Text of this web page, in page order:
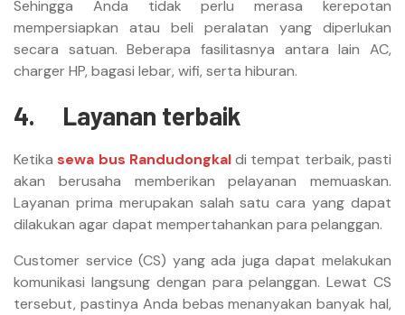
Sehingga Anda tidak perlu merasa kerepotan
mempersiapkan atau beli peralatan yang diperlukan
secara satuan. Beberapa fasilitasnya antara lain AC,
charger HP, bagasi lebar, wifi, serta hiburan.
4. Layanan terbaik
Ketika sewa bus Randudongkaldi tempat terbaik, pasti
akan berusaha memberikan pelayanan memuaskan.
Layanan prima merupakan salah satu cara yang dapat
dilakukan agar dapat mempertahankan para pelanggan.
Customer service (CS) yang ada juga dapat melakukan
komunikasi langsung dengan para pelanggan. Lewat CS
tersebut, pastinya Anda bebas menanyakan banyak hal,